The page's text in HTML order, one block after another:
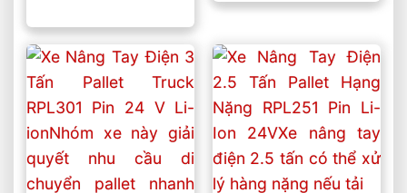
hạng55 sao